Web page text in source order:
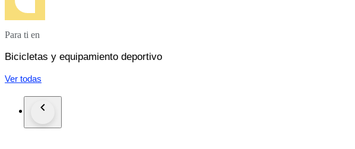
Para ti en
Bicicletas y equipamiento deportivo
Ver todas